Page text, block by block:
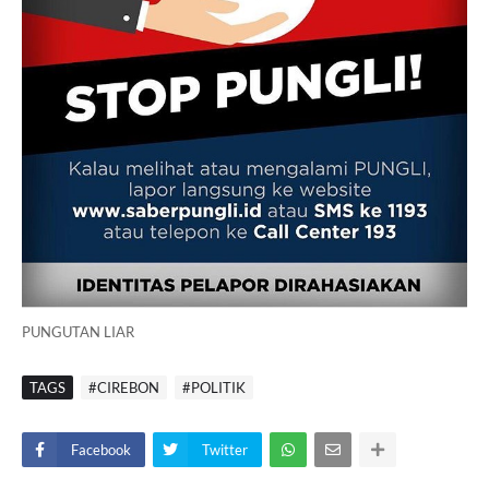
PUNGUTAN LIAR
TAGS #CIREBON #POLITIK
Facebook Twitter